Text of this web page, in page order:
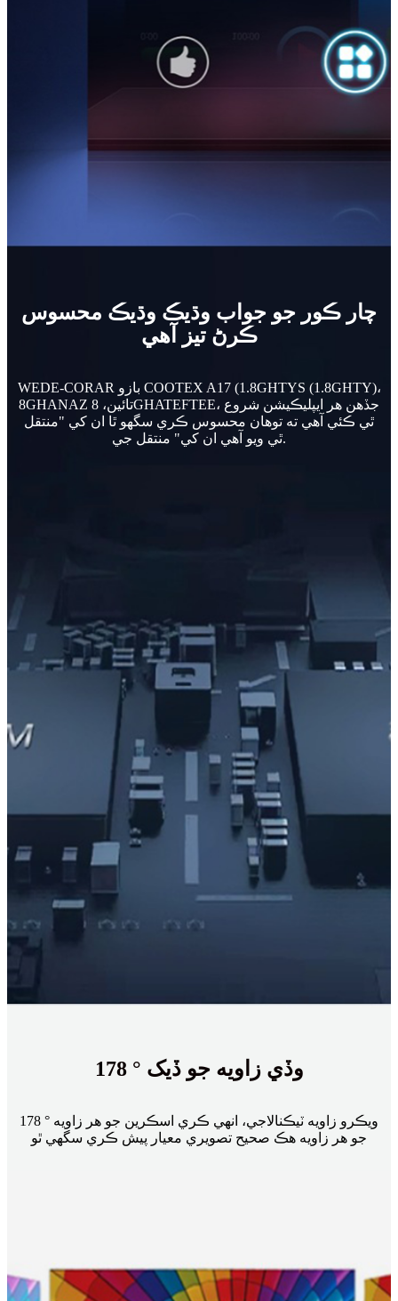
چار ڪور جو جواب وڌيڪ وڌيڪ محسوس
ڪرڻ تيز آهي
WEDE-CORAR بازو COOTEX A17 (1.8GHTYS (1.8GHTY)،
8GHANAZ تائين، 8GHATEFTEE، جڏهن هر ايپليڪيشن شروع
ٿي ڪئي آهي ته توهان محسوس ڪري سگھو ٿا ان کي "منتقل
ٿي ويو آهي ان کي" منتقل جي.
178 ° وڏي زاويه جو ڏيک
178 ° ويڪرو زاويه ٽيڪنالاجي، انهي ڪري اسڪرين جو هر زاويه
جو هر زاويه هڪ صحيح تصويري معيار پيش ڪري سگهي ٿو